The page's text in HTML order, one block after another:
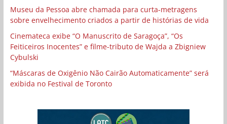
Museu da Pessoa abre chamada para curta-metragens
sobre envelhecimento criados a partir de histórias de vida
Cinemateca exibe “O Manuscrito de Saragoça”, “Os
Feiticeiros Inocentes” e filme-tributo de Wajda a Zbigniew
Cybulski
“Máscaras de Oxigênio Não Cairão Automaticamente” será
exibida no Festival de Toronto